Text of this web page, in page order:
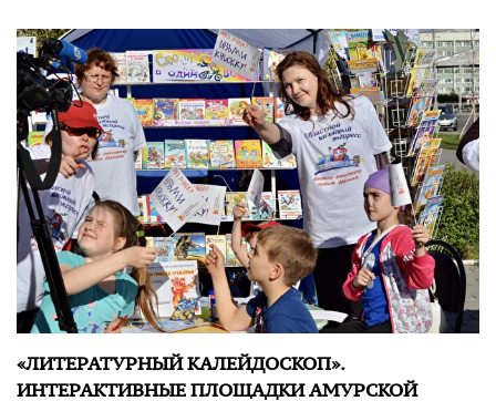
«ЛИТЕРАТУРНЫЙ КАЛЕЙДОСКОП».
ИНТЕРАКТИВНЫЕ ПЛОЩАДКИ АМУРСКОЙ